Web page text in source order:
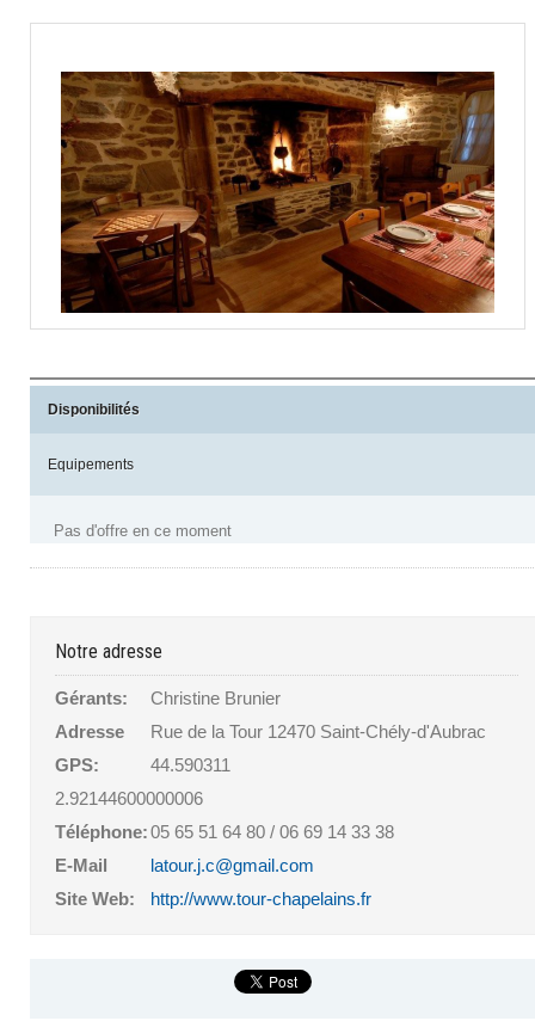
Disponibilités
Equipements
Pas d'offre en ce moment
Notre adresse
Gérants:
Christine Brunier
Adresse
Rue de la Tour 12470 Saint-Chély-d'Aubrac
GPS:
44.590311
2.92144600000006
Téléphone:05 65 51 64 80 / 06 69 14 33 38
E-Mail
latour.j.c@gmail.com
Site Web:
http://www.tour-chapelains.fr